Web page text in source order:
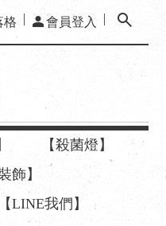
格 會員登入
【殺菌燈】
飾】
【LINE我們】